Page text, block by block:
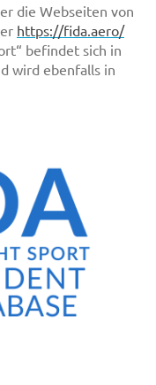
die Webseiten von
https://fida.aero/
befindet sich in
wird ebenfalls in